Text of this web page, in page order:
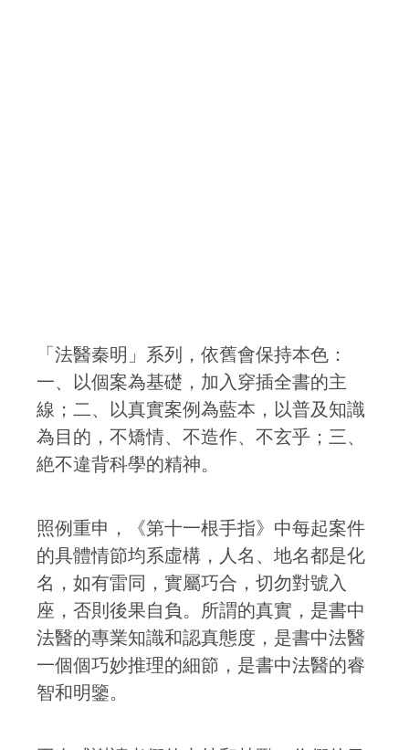
「法醫秦明」系列，依舊會保持本色：
一、以個案為基礎，加入穿插全書的主
線；二、以真實案例為藍本，以普及知識
為目的，不矯情、不造作、不玄乎；三、
絶不違背科學的精神。
照例重申，《第十一根手指》中每起案件
的具體情節均系虛構，人名、地名都是化
名，如有雷同，實屬巧合，切勿對號入
座，否則後果自負。所謂的真實，是書中
法醫的專業知識和認真態度，是書中法醫
一個個巧妙推理的細節，是書中法醫的睿
智和明鑒。